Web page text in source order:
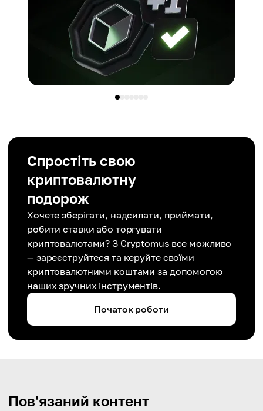
Спростіть свою
криптовалютну
подорож
Хочете зберігати, надсилати, приймати,
робити ставки або торгувати
криптовалютами? З Cryptomus все можливо
— зареєструйтеся та керуйте своїми
криптовалютними коштами за допомогою
наших зручних інструментів.
Початок роботи
Пов'язаний контент